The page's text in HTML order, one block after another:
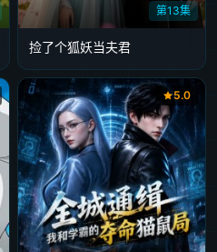
第13集
捡了个狐妖当夫君
5.0